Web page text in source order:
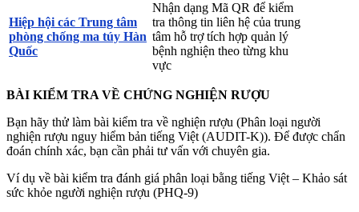
Hiệp hội các Trung tâm
phòng chống ma túy Hàn
Quốc
Nhận dạng Mã QR để kiểm
tra thông tin liên hệ của trung
tâm hỗ trợ tích hợp quản lý
bệnh nghiện theo từng khu
vực
BÀI KIỂM TRA VỀ CHỨNG NGHIỆN RƯỢU
Bạn hãy thử làm bài kiểm tra về nghiện rượu (Phân loại người
nghiện rượu nguy hiểm bản tiếng Việt (AUDIT-K)). Để được chẩn
đoán chính xác, bạn cần phải tư vấn với chuyên gia.
Ví dụ về bài kiểm tra đánh giá phân loại bằng tiếng Việt – Khảo sát
sức khỏe người nghiện rượu (PHQ-9)